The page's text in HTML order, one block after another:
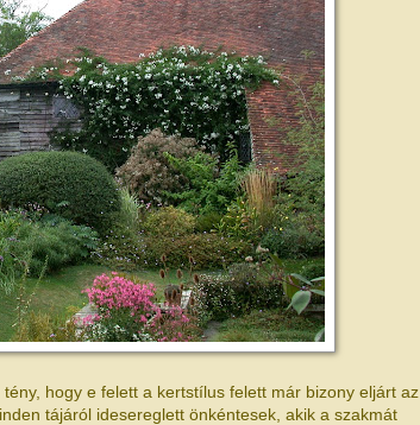
hogy e felett a kertstílus felett már bizony eljárt az
tájáról idesereglett önkéntesek, akik a szakmát